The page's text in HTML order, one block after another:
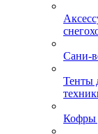
Сани-
Тенты
Кофры